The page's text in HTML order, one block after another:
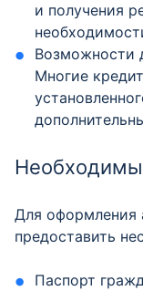
и получения
Возможности
Многие
Для оформления
предоставить
Паспорт